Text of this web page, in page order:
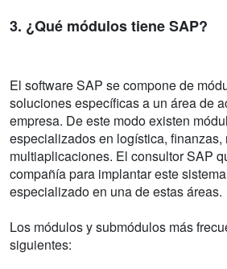
3. ¿Qué módulos tiene SAP?
El software SAP se compone de
soluciones específicas a un área de
empresa. De este modo existen
especializados en logística, finanzas,
multiaplicaciones. El consultor SAP
compañía para implantar este
especializado en una de estas áreas.
Los módulos y submódulos más
siguientes: